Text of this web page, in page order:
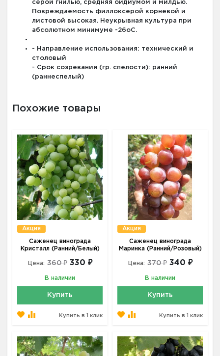
серой гнилью, средняя оидиумом и милдью.
Повреждаемость филлоксерой корневой и
листовой высокая. Неукрывная культура при
абсолютном минимуме -26оС.
- Направление использования: технический и
столовый
- Срок созревания (гр. спелости): ранний
(раннеспелый)
Похожие товары
Акция
Саженец винограда
Кристалл (Ранний/Белый)
Цена: 360 ₽ 330 ₽
В наличии
Купить
Купить в 1 клик
Акция
Саженец винограда
Маринка (Ранний/Розовый)
Цена: 370 ₽ 340 ₽
В наличии
Купить
Купить в 1 клик